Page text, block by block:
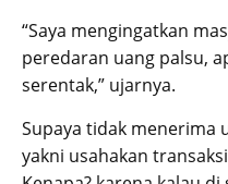
“Saya mengingatkan
peredaran uang palsu,
serentak,” ujarnya.
Supaya tidak menerima
yakni usahakan